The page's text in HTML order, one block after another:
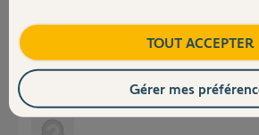
Je souhaite également désactiver ma box
Je vous remercie par avance pour votre retour
TOUT ACCEPTER
Gérer mes